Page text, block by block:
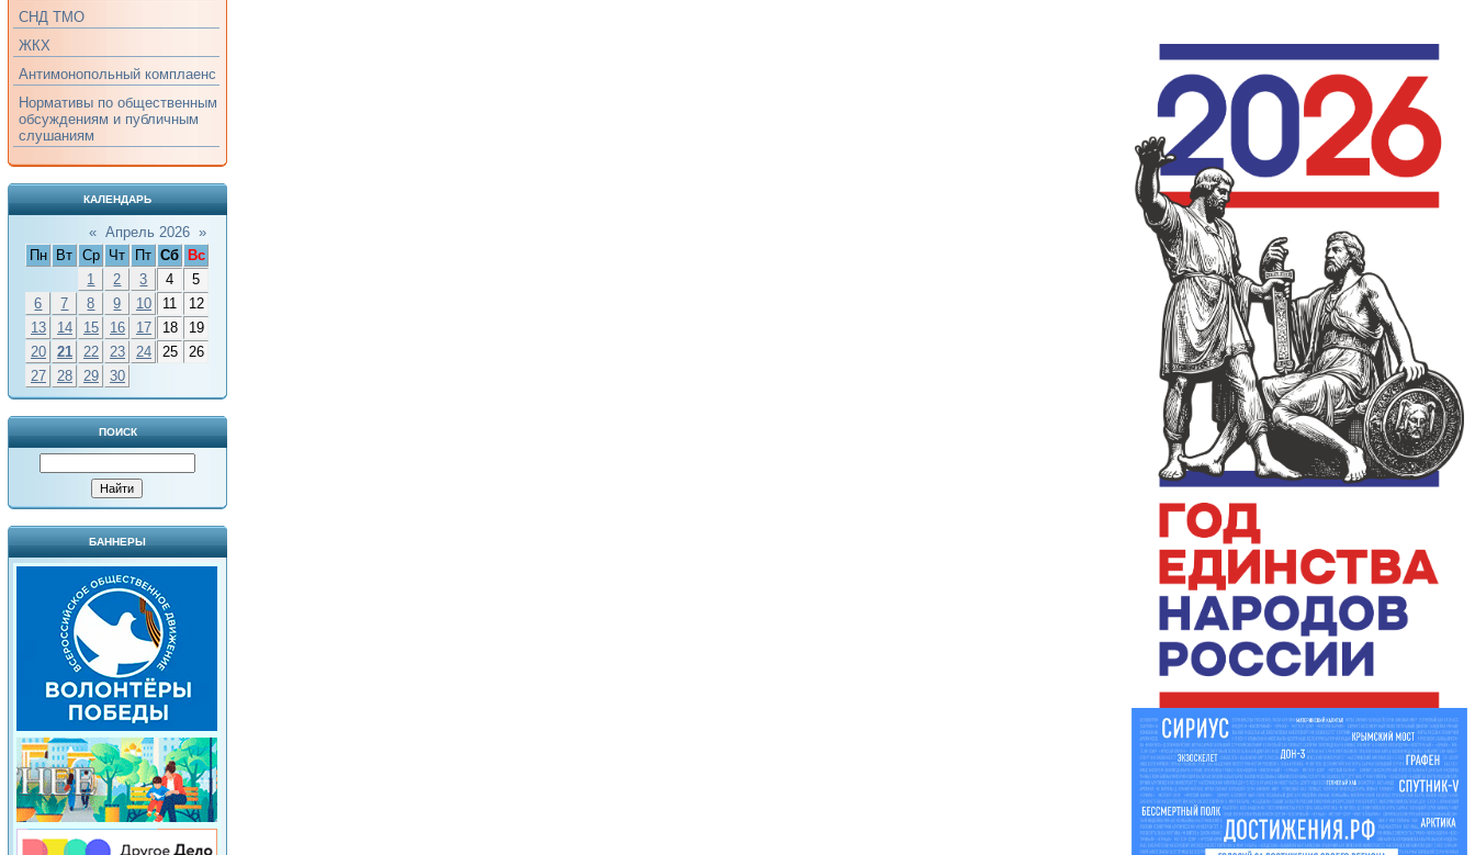
СНД ТМО
ЖКХ
Антимонопольный комплаенс
Нормативы по общественным
обсуждениям и публичным
слушаниям
КАЛЕНДАРЬ
« Апрель 2026 »
Пн
Вт Ср Чт Пт Сб
Вс
1
2 3 4
5
6
7 8 9 10 11
12
13
14 15 16 17 18
19
20
21 22 23 24 25
26
27
28 29 30
ПОИСК
БАННЕРЫ